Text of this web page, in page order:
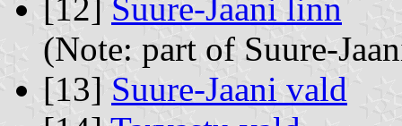
[12] Suure-Jaani linn
(Note: part of Suure-
[13] Suure-Jaani vald